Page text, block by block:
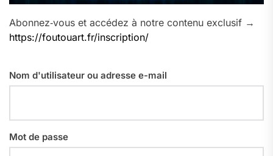
Abonnez‑vous et accédez à notre contenu exclusif →
https://foutouart.fr/inscription/
Nom d'utilisateur ou adresse e-mail
Mot de passe